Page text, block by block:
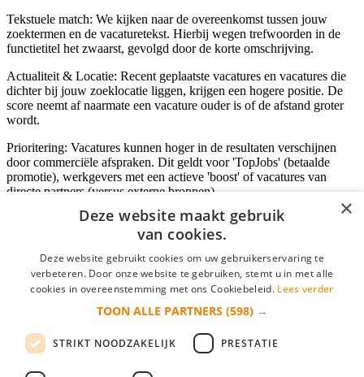
Tekstuele match: We kijken naar de overeenkomst tussen jouw
zoektermen en de vacaturetekst. Hierbij wegen trefwoorden in de
functietitel het zwaarst, gevolgd door de korte omschrijving.
Actualiteit & Locatie: Recent geplaatste vacatures en vacatures die
dichter bij jouw zoeklocatie liggen, krijgen een hogere positie. De
score neemt af naarmate een vacature ouder is of de afstand groter
wordt.
Prioritering: Vacatures kunnen hoger in de resultaten verschijnen
door commerciële afspraken. Dit geldt voor 'TopJobs' (betaalde
promotie), werkgevers met een actieve 'boost' of vacatures van
directe partners (versus externe bronnen).
Inloggen als bedrijf
*
login gegevens onthouden
×
Deze website maakt gebruik
van cookies.
Deze website gebruikt cookies om uw gebruikerservaring te
verbeteren. Door onze website te gebruiken, stemt u in met alle
cookies in overeenstemming met ons Cookiebeleid. Lees verder
TOON ALLE PARTNERS (598) →
STRIKT NOODZAKELIJK PRESTATIE